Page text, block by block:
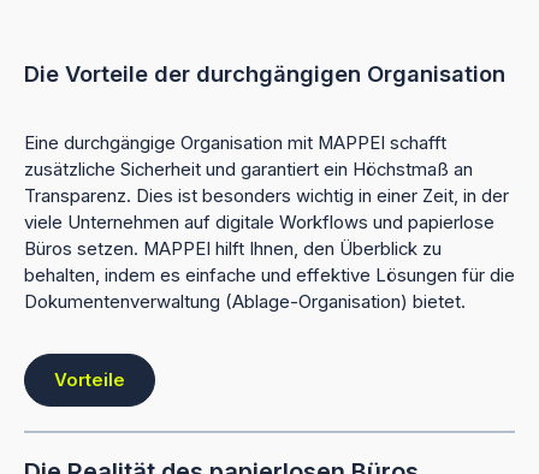
Die Vorteile der durchgängigen Organisation
Eine durchgängige Organisation mit MAPPEI schafft
zusätzliche Sicherheit und garantiert ein Höchstmaß an
Transparenz. Dies ist besonders wichtig in einer Zeit, in der
viele Unternehmen auf digitale Workflows und papierlose
Büros setzen. MAPPEI hilft Ihnen, den Überblick zu
behalten, indem es einfache und effektive Lösungen für die
Dokumentenverwaltung (Ablage-Organisation) bietet.
Vorteile